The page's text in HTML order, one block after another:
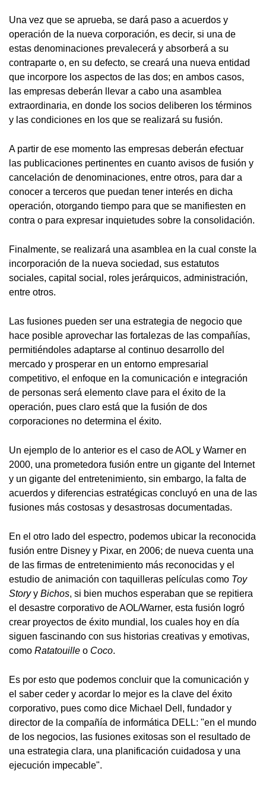
Una vez que se aprueba, se dará paso a acuerdos y
operación de la nueva corporación, es decir, si una de
estas denominaciones prevalecerá y absorberá a su
contraparte o, en su defecto, se creará una nueva entidad
que incorpore los aspectos de las dos; en ambos casos,
las empresas deberán llevar a cabo una asamblea
extraordinaria, en donde los socios deliberen los términos
y las condiciones en los que se realizará su fusión.
A partir de ese momento las empresas deberán efectuar
las publicaciones pertinentes en cuanto avisos de fusión y
cancelación de denominaciones, entre otros, para dar a
conocer a terceros que puedan tener interés en dicha
operación, otorgando tiempo para que se manifiesten en
contra o para expresar inquietudes sobre la consolidación.
Finalmente, se realizará una asamblea en la cual conste la
incorporación de la nueva sociedad, sus estatutos
sociales, capital social, roles jerárquicos, administración,
entre otros.
Las fusiones pueden ser una estrategia de negocio que
hace posible aprovechar las fortalezas de las compañías,
permitiéndoles adaptarse al continuo desarrollo del
mercado y prosperar en un entorno empresarial
competitivo, el enfoque en la comunicación e integración
de personas será elemento clave para el éxito de la
operación, pues claro está que la fusión de dos
corporaciones no determina el éxito.
Un ejemplo de lo anterior es el caso de AOL y Warner en
2000, una prometedora fusión entre un gigante del Internet
y un gigante del entretenimiento, sin embargo, la falta de
acuerdos y diferencias estratégicas concluyó en una de las
fusiones más costosas y desastrosas documentadas.
En el otro lado del espectro, podemos ubicar la reconocida
fusión entre Disney y Pixar, en 2006; de nueva cuenta una
de las firmas de entretenimiento más reconocidas y el
estudio de animación con taquilleras películas como Toy
Storyy Bichos, si bien muchos esperaban que se repitiera
el desastre corporativo de AOL/Warner, esta fusión logró
crear proyectos de éxito mundial, los cuales hoy en día
siguen fascinando con sus historias creativas y emotivas,
como Ratatouille o Coco.
Es por esto que podemos concluir que la comunicación y
el saber ceder y acordar lo mejor es la clave del éxito
corporativo, pues como dice Michael Dell, fundador y
director de la compañía de informática DELL: "en el mundo
de los negocios, las fusiones exitosas son el resultado de
una estrategia clara, una planificación cuidadosa y una
ejecución impecable".